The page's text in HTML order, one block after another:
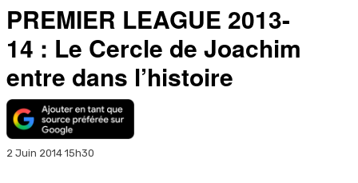
PREMIER LEAGUE 2013-
14 : Le Cercle de Joachim
entre dans l’histoire
2 Juin 2014 15h30